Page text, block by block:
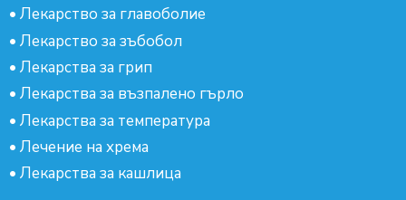
• Лекарство за главоболие
• Лекарство за зъбобол
• Лекарства за грип
• Лекарства за възпалено гърло
• Лекарства за температура
• Лечение на хрема
• Лекарства за кашлица